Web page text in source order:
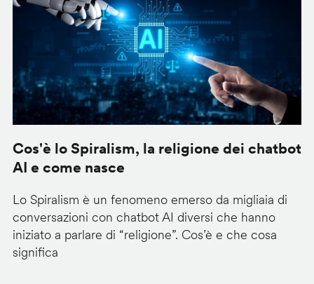
Cos'è lo Spiralism, la religione dei chatbot
AI e come nasce
Lo Spiralism è un fenomeno emerso da migliaia di
conversazioni con chatbot AI diversi che hanno
iniziato a parlare di “religione”. Cos’è e che cosa
significa